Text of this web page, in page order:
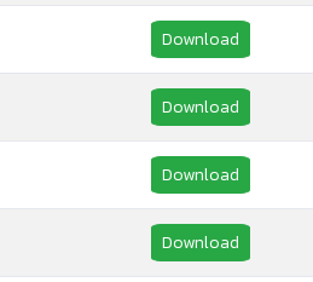
Download
Download
Download
Download